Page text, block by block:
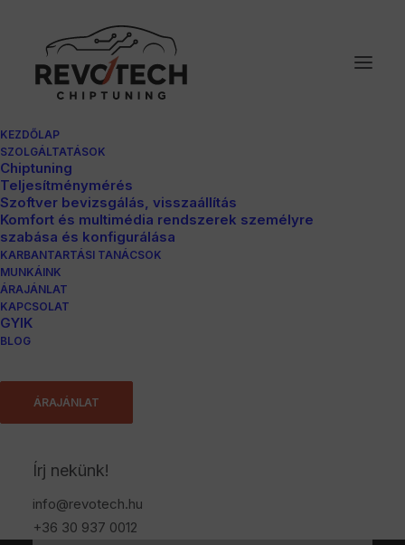
KEZDŐLAP
SZOLGÁLTATÁSOK
Chiptuning
Teljesítménymérés
Szoftver bevizsgálás, visszaállítás
Komfort és multimédia rendszerek személyre
szabása és konfigurálása
KARBANTARTÁSI TANÁCSOK
MUNKÁINK
ÁRAJÁNLAT
KAPCSOLAT
GYIK
BLOG
ÁRAJÁNLAT
Írj nekünk!
info@revotech.hu
+36 30 937 0012
Seat Exeo 2.0TDI
Katalógus Le
143 Lóerő
Katalógus Nm
320Nm Nyomaték